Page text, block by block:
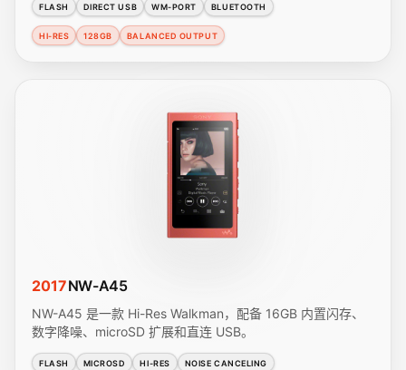
FLASH DIRECT USB WM-PORT BLUETOOTH
HI-RES 128GB BALANCED OUTPUT
2017NW-A45
NW-A45 是一款 Hi-Res Walkman，配备 16GB 内置闪存、
数字降噪、microSD 扩展和直连 USB。
FLASH MICROSD HI-RES NOISE CANCELING